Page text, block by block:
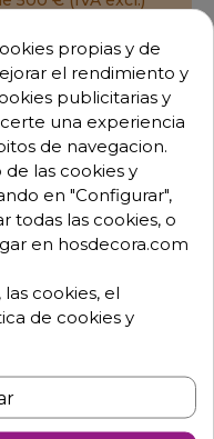
propias y de
el rendimiento y
publicitarias y
una experiencia
de navegacion.
las cookies y
en "Configurar",
todas las cookies, o
en hosdecora.com
cookies, el
de cookies y